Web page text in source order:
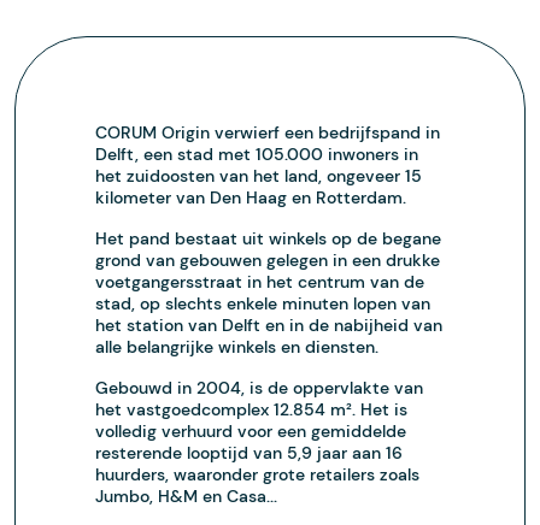
CORUM Origin verwierf een bedrijfspand in
Delft, een stad met 105.000 inwoners in
het zuidoosten van het land, ongeveer 15
kilometer van Den Haag en Rotterdam.
Het pand bestaat uit winkels op de begane
grond van gebouwen gelegen in een drukke
voetgangersstraat in het centrum van de
stad, op slechts enkele minuten lopen van
het station van Delft en in de nabijheid van
alle belangrijke winkels en diensten.
Gebouwd in 2004, is de oppervlakte van
het vastgoedcomplex 12.854 m². Het is
volledig verhuurd voor een gemiddelde
resterende looptijd van 5,9 jaar aan 16
huurders, waaronder grote retailers zoals
Jumbo, H&M en Casa...